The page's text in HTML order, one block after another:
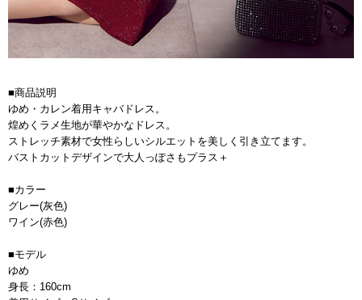
■商品説明
ゆめ・カレン着用キャバドレス。
煌めくラメ生地が華やかなドレス。
ストレッチ素材で女性らしいシルエットを美しく引き立てます。
バストカットデザインで大人っぽさもプラス＋
■カラー
グレー(灰色)
ワイン(赤色)
■モデル
ゆめ
身長：160cm